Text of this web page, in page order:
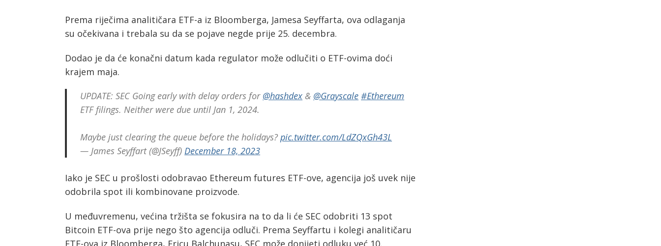
Prema riječima analitičara ETF-a iz Bloomberga, Jamesa Seyffarta, ova odlaganja
su očekivana i trebala su da se pojave negde prije 25. decembra.
Dodao je da će konačni datum kada regulator može odlučiti o ETF-ovima doći
krajem maja.
UPDATE: SEC Going early with delay orders for @hashdex& @Grayscale #Ethereum
ETF filings. Neither were due until Jan 1, 2024.
Maybe just clearing the queue before the holidays? pic.twitter.com/LdZQxGh43L
— James Seyffart (@JSeyff) December 18, 2023
Iako je SEC u prošlosti odobravao Ethereum futures ETF-ove, agencija još uvek nije
odobrila spot ili kombinovane proizvode.
U međuvremenu, većina tržišta se fokusira na to da li će SEC odobriti 13 spot
Bitcoin ETF-ova prije nego što agencija odluči. Prema Seyffartu i kolegi analitičaru
ETF-ova iz Bloomberga, Ericu Balchunasu, SEC može donijeti odluku već 10.